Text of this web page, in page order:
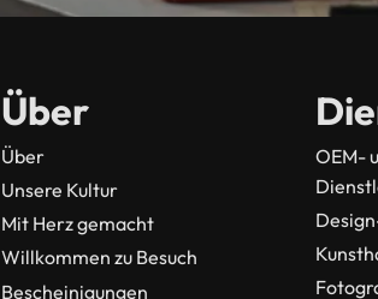
Über
Über
Unsere Kultur
Mit Herz gemacht
Willkommen zu Besuch
Bescheinigungen
OEM-